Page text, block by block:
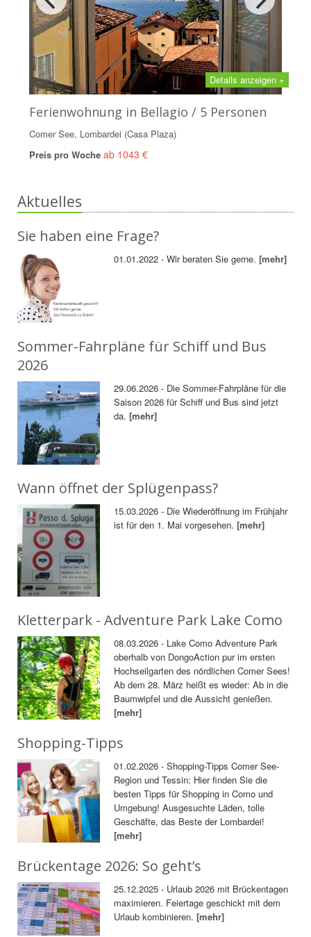
Details anzeigen +
Ferienwohnung in Bellagio / 5 Personen
Comer See, Lombardei (Casa Plaza)
Preis pro Woche ab 1043 €
Aktuelles
Sie haben eine Frage?
01.01.2022 - Wir beraten Sie gerne.[mehr]
Sommer-Fahrpläne für Schiff und Bus
2026
29.06.2026 - Die Sommer-Fahrpläne für die
Saison 2026 für Schiff und Bus sind jetzt
da.[mehr]
Wann öffnet der Splügenpass?
15.03.2026 - Die Wiederöffnung im Frühjahr
ist für den 1. Mai vorgesehen.[mehr]
Kletterpark - Adventure Park Lake Como
08.03.2026 - Lake Como Adventure Park
oberhalb von DongoAction pur im ersten
Hochseilgarten des nördlichen Comer Sees!
Ab dem 28. März heißt es wieder: Ab in die
Baumwipfel und die Aussicht genießen.
[mehr]
Shopping-Tipps
01.02.2026 - Shopping-Tipps Comer See-
Region und Tessin: Hier finden Sie die
besten Tipps für Shopping in Como und
Umgebung! Ausgesuchte Läden, tolle
Geschäfte, das Beste der Lombardei!
[mehr]
Brückentage 2026: So geht’s
25.12.2025 - Urlaub 2026 mit Brückentagen
maximieren. Feiertage geschickt mit dem
Urlaub kombinieren.[mehr]